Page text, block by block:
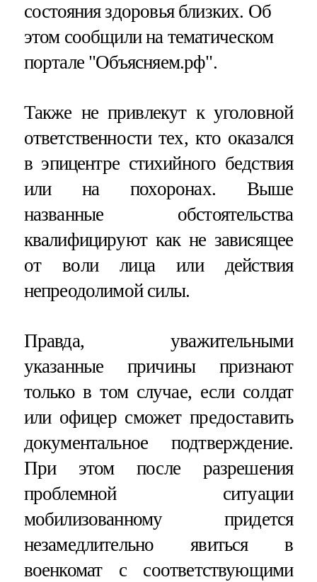
состояния здоровья близких. Об
этом сообщили на тематическом
портале "Объясняем.рф".
Также не привлекут к уголовной
ответственности тех, кто оказался
в эпицентре стихийного бедствия
или на похоронах. Выше
названные обстоятельства
квалифицируют как не зависящее
от воли лица или действия
непреодолимой силы.
Правда, уважительными
указанные причины признают
только в том случае, если солдат
или офицер сможет предоставить
документальное подтверждение.
При этом после разрешения
проблемной ситуации
мобилизованному придется
незамедлительно явиться в
военкомат с соответствующими